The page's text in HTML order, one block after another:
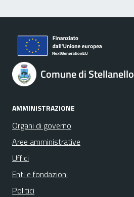
Comune di Stellanello
AMMINISTRAZIONE
Organi di governo
Aree amministrative
Uffici
Enti e fondazioni
Politici